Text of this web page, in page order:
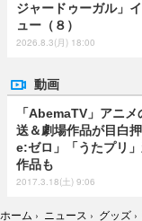
ジャードゥーガル」
ュー（８）
2026.8.3(月) 18:00
動画
「AbemaTV」アニ
送＆劇場作品が目白
e:ゼロ」「うたプリ
作品も
2017.3.18(土) 9:06
ホーム › ニュース › グッズ ›